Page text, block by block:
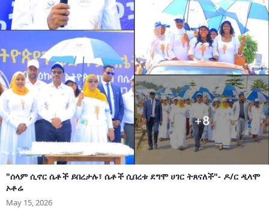
"ሰላም ሲኖር ሴቶች ይበረታሉ፣ ሴቶች ሲበረቱ ደግሞ ሀገር ትጸናለች"- ዶ/ር ዲላሞ
ኦቶሬ
May 15, 2026